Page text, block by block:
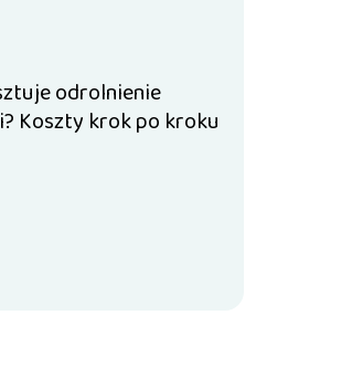
odrolnienie
Koszty krok po kroku